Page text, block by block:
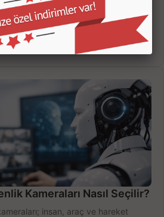
yaparken kanal sayısı,
ve uzaktan erişimi birlikte
yönetin.
Kameraları Nasıl Seçilir?
insan, araç ve hareket